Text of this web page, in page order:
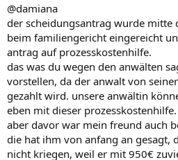
@damiana
der scheidungsantrag wurde mitte
beim familiengericht eingereicht
antrag auf prozesskostenhilfe.
das was du wegen den anwälten
vorstellen, da der anwalt von
gezahlt wird. unsere anwältin
eben mit dieser prozesskostenhilfe.
aber davor war mein freund auch
die hat ihm von anfang an gesagt,
nicht kriegen, weil er mit 950€